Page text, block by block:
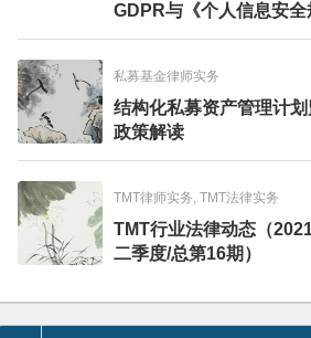
GDPR与《个人信息安全
范》的比较分析
私募基金律师实务
结构化私募资产管理计
政策解读
TMT律师实务, TMT法律实务
TMT行业法律动态（
二季度/总第16期）